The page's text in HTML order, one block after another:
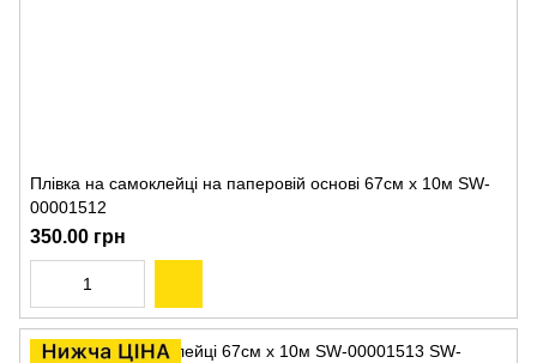
Плівка на самоклейці на паперовій основі 67см х 10м SW-
00001512
350.00 грн